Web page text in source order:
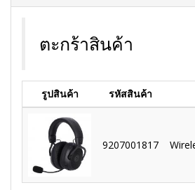
ตะกร้าสินค้า
รูปสินค้า รหัสสินค้า
9207001817